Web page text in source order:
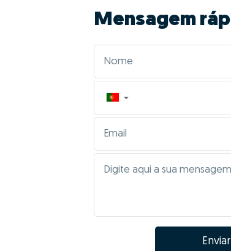
Mensagem
▼
Enviar